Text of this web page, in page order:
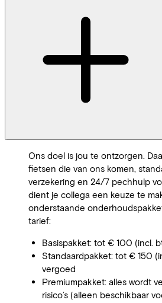
Ons doel is jou te ontzorgen.
fietsen die van ons komen,
verzekering en 24/7 pechhulp
dient je collega een keuze te
onderstaande
tarief:
Basispakket: tot € 100 (incl.
Standaardpakket: tot € 150
vergoed
Premiumpakket: alles wordt
risico’s (alleen beschikbaar